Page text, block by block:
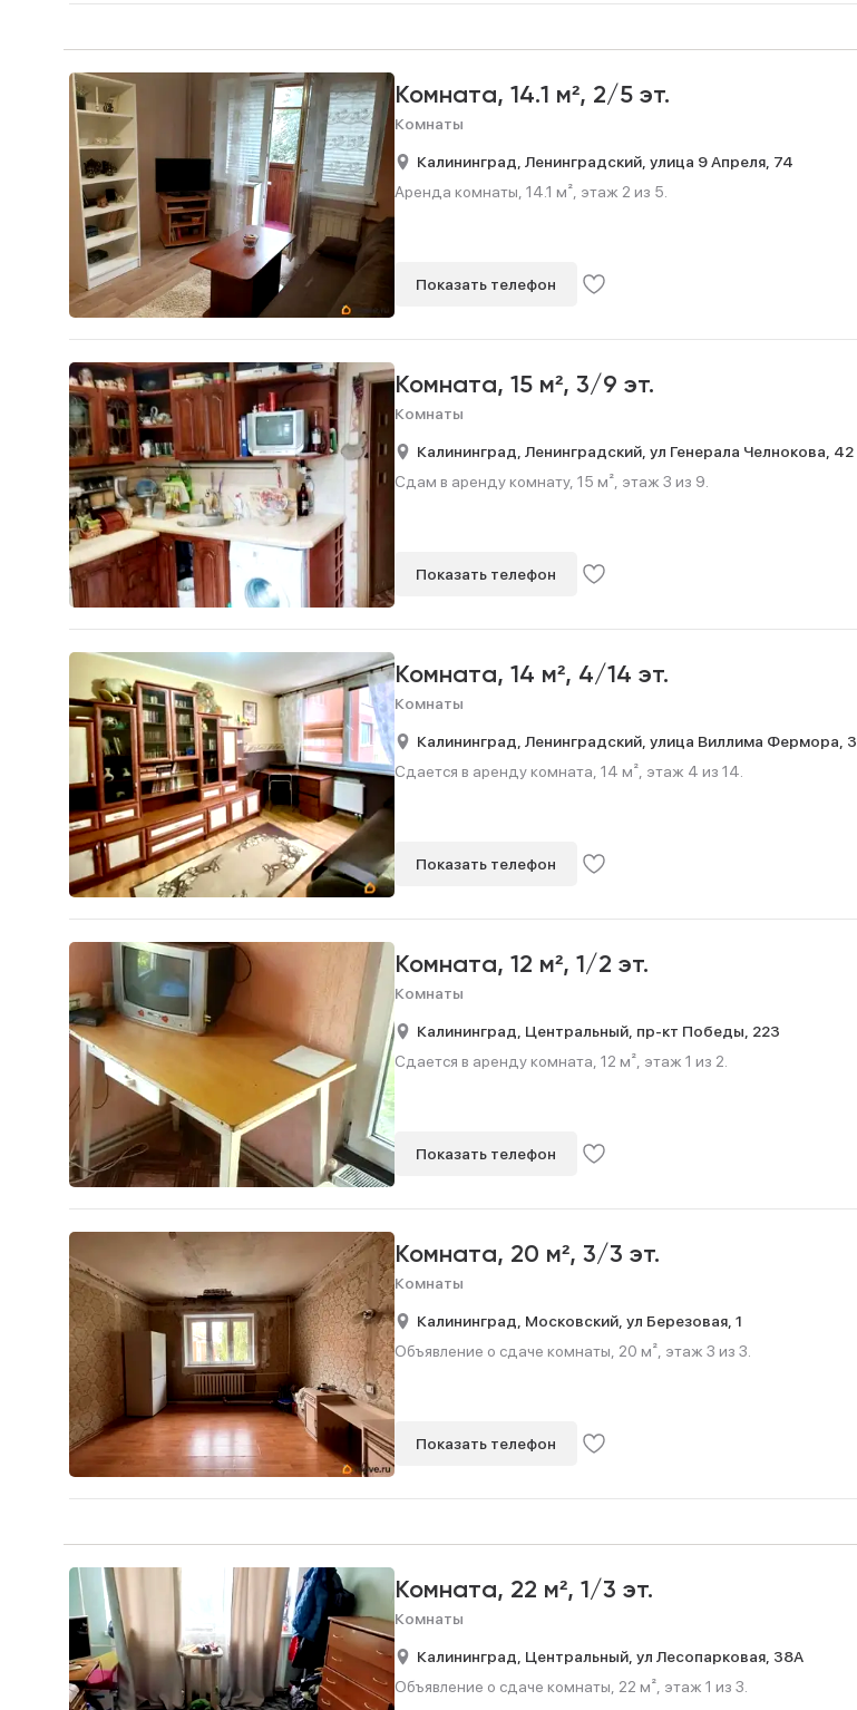
Комната, 14.1 м², 2/5 эт.
Комнаты
Калининград, Ленинградский, улица 9 Апреля, 74
Аренда комнаты, 14.1 м², этаж 2 из 5.
Показать телефон
Комната, 15 м², 3/9 эт.
Комнаты
Калининград, Ленинградский, ул Генерала Челнокова, 42
Сдам в аренду комнату, 15 м², этаж 3 из 9.
Показать телефон
Комната, 14 м², 4/14 эт.
Комнаты
Калининград, Ленинградский, улица Виллима Фермора, 3
Сдается в аренду комната, 14 м², этаж 4 из 14.
Показать телефон
Комната, 12 м², 1/2 эт.
Комнаты
Калининград, Центральный, пр-кт Победы, 223
Сдается в аренду комната, 12 м², этаж 1 из 2.
Показать телефон
Комната, 20 м², 3/3 эт.
Комнаты
Калининград, Московский, ул Березовая, 1
Объявление о сдаче комнаты, 20 м², этаж 3 из 3.
Показать телефон
Комната, 22 м², 1/3 эт.
Комнаты
Калининград, Центральный, ул Лесопарковая, 38А
Объявление о сдаче комнаты, 22 м², этаж 1 из 3.